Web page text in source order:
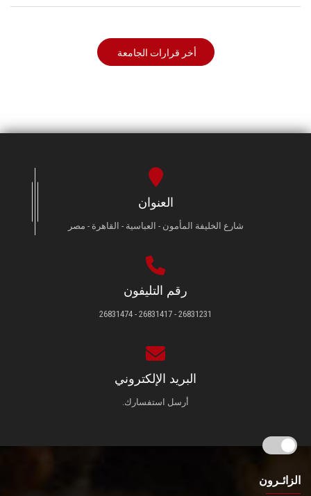
أخر قرارات الجامعة
العنوان
شارع الخليفة المأمون - العباسية - القاهرة - مصر
رقم التليفون
26831231 - 26831417 - 26831474
البريد الإلكتروني
أرسل استفسارك.
الزائـرون